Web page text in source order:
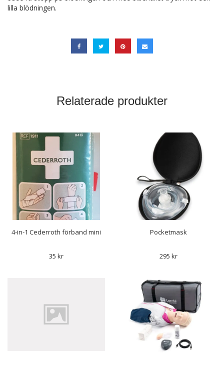
lilla blödningen.
Relaterade produkter
4-in-1 Cederroth förband mini
35 kr
Pocketmask
295 kr